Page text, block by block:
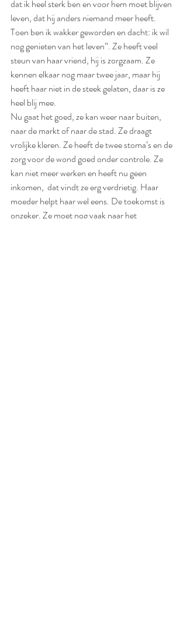
dat ik heel sterk ben en voor hem moet blijven
leven, dat hij anders niemand meer heeft.
Toen ben ik wakker geworden en dacht: ik wil
nog genieten van het leven”. Ze heeft veel
steun van haar vriend, hij is zorgzaam. Ze
kennen elkaar nog maar twee jaar, maar hij
heeft haar niet in de steek gelaten, daar is ze
heel blij mee.
Nu gaat het goed, ze kan weer naar buiten,
naar de markt of naar de stad. Ze draagt
vrolijke kleren. Ze heeft de twee stoma’s en de
zorg voor de wond goed onder controle. Ze
kan niet meer werken en heeft nu geen
inkomen,  dat vindt ze erg verdrietig. Haar
moeder helpt haar wel eens. De toekomst is
onzeker. Ze moet nog vaak naar het